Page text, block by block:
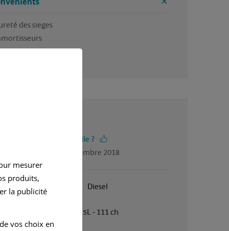
des sieges
bruyant
vous trouvé cet avis utile ?
par Jocelyne, en décembre 2018
Janvier 2005 Diesel
1.5L - 111 ch
mesurer
produits,
la publicité
vos choix en